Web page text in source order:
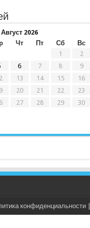
Август 2026
Чт Пт Сб
Вс
1
2
6 7 8
9
13 14 15
16
20 21 22
23
27 28 29
30
конфиденциальности|